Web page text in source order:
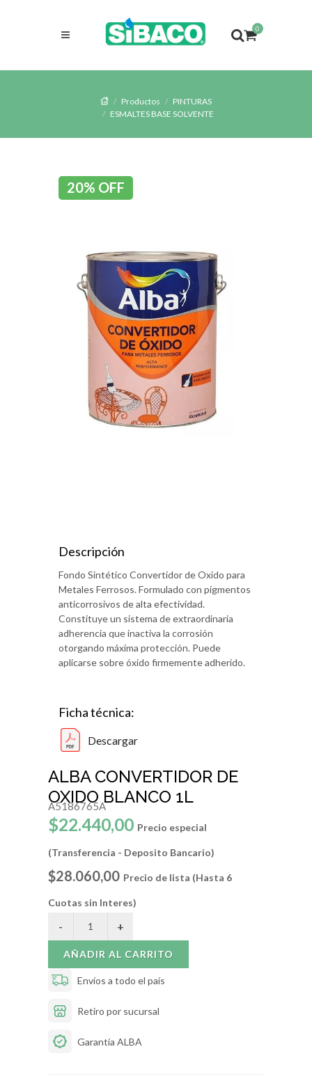
0
Productos
PINTURAS
ESMALTES BASE SOLVENTE
20% OFF
Descripción
Fondo Sintético Convertidor de Oxido para
Metales Ferrosos. Formulado con pigmentos
anticorrosivos de alta efectividad.
Constituye un sistema de extraordinaria
adherencia que inactiva la corrosión
otorgando máxima protección. Puede
aplicarse sobre óxido firmemente adherido.
Ficha técnica:
Descargar
ALBA CONVERTIDOR DE
OXIDO BLANCO 1L
A5186765A
$22.440,00 Precio especial
(Transferencia - Deposito Bancario)
$28.060,00 Precio de lista (Hasta 6
Cuotas sin Interes)
AÑADIR AL CARRITO
Envíos a todo el país
Retiro por sucursal
Garantía ALBA